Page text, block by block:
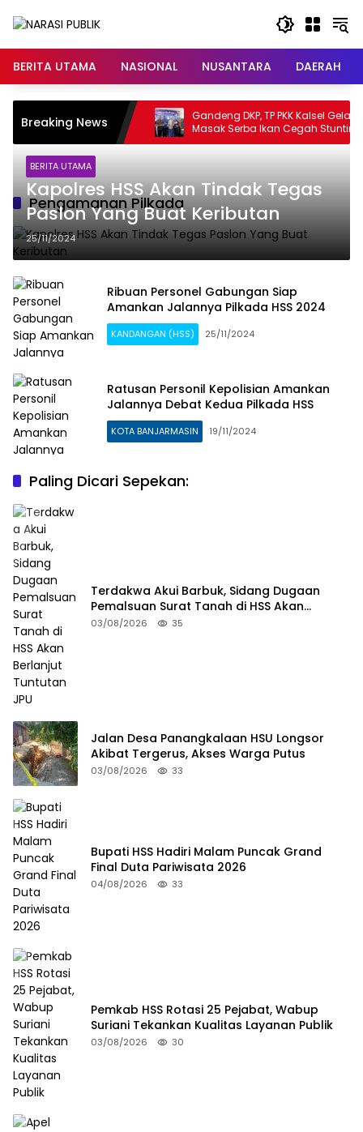
BERITA UTAMA
NASIONAL NUSANTARA DAERAH
Breaking News Gandeng DKP, TP PKK Kalsel Gelar Lomba
Masak Serba Ikan Cegah Stunting
Pengamanan Pilkada
BERITA UTAMA
Kapolres HSS Akan Tindak Tegas
Paslon Yang Buat Keributan
25/11/2024
Ribuan Personel Gabungan Siap
Amankan Jalannya Pilkada HSS 2024
KANDANGAN (HSS) 25/11/2024
Ratusan Personil Kepolisian Amankan
Jalannya Debat Kedua Pilkada HSS
KOTA BANJARMASIN 19/11/2024
Paling Dicari Sepekan:
Terdakwa Akui Barbuk, Sidang Dugaan
Pemalsuan Surat Tanah di HSS Akan
Berlanjut Tuntutan JPU
03/08/2026 35
Jalan Desa Panangkalaan HSU Longsor
Akibat Tergerus, Akses Warga Putus
03/08/2026 33
Bupati HSS Hadiri Malam Puncak Grand
Final Duta Pariwisata 2026
04/08/2026 33
Pemkab HSS Rotasi 25 Pejabat, Wabup
Suriani Tekankan Kualitas Layanan Publik
03/08/2026 30